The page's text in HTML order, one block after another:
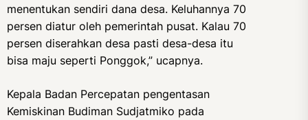
menentukan sendiri dana desa. Keluhannya 70
persen diatur oleh pemerintah pusat. Kalau 70
persen diserahkan desa pasti desa-desa itu
bisa maju seperti Ponggok,” ucapnya.
Kepala Badan Percepatan pengentasan
Kemiskinan Budiman Sudjatmiko pada